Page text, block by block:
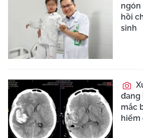
ngón
hồi
sinh
đang
mắc
hiếm